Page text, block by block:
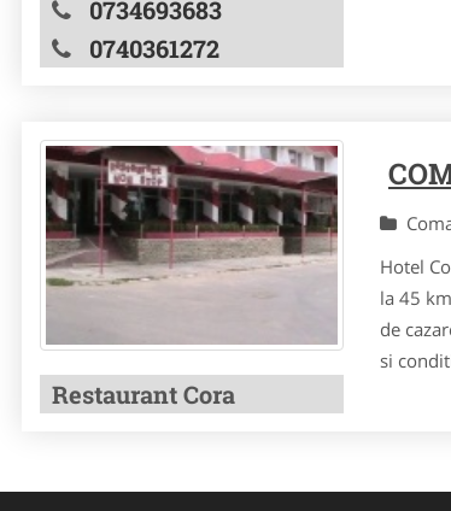
0734693683
0740361272
Restaurant Cora
Hotel
la 45
de
si